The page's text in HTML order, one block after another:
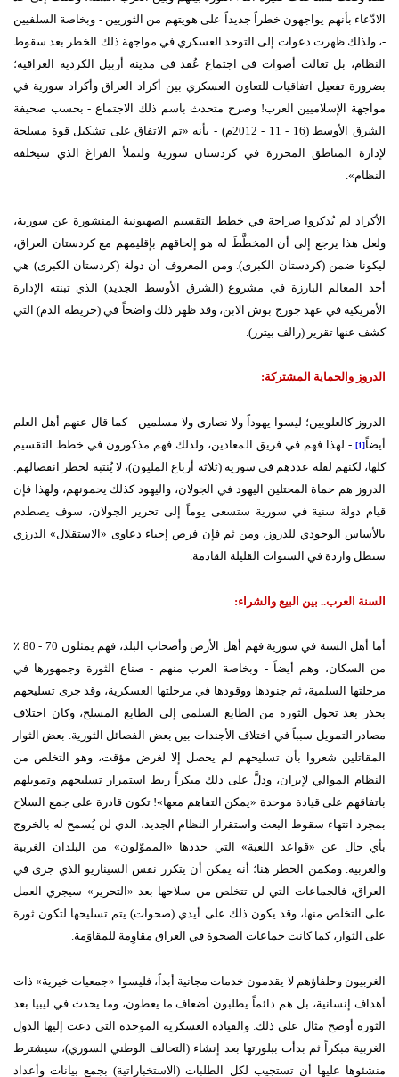
الادّعاء بأنهم يواجهون خطراً جديداً على هويتهم من الثوريين - وبخاصة السلفيين
-، ولذلك ظهرت دعوات إلى التوحد العسكري في مواجهة ذلك الخطر بعد سقوط
النظام، بل تعالت أصوات في اجتماع عُقد في مدينة أربيل الكردية العراقية؛
بضرورة تفعيل اتفاقيات للتعاون العسكري بين أكراد العراق وأكراد سورية في
مواجهة الإسلاميين العرب!وصرح متحدث باسم ذلك الاجتماع- بحسب صحيفة
الشرق الأوسط (16 - 11 - 2012 م) - بأنه «تم الاتفاق على تشكيل قوة مسلحة
لإدارة المناطق المحررة في كردستان سورية ولتملأ الفراغ الذي سيخلفه
النظام».
الأكراد لم يُذكروا صراحة في خطط التقسيم الصهيونية المنشورة عن سورية،
ولعل هذا يرجع إلى أن المخطَّطَ له هو إلحاقهم بإقليمهم مع كردستان العراق،
ليكونا ضمن (كردستان الكبرى).ومن المعروف أن دولة (كردستان الكبرى) هي
أحد المعالم البارزة في مشروع (الشرق الأوسط الجديد) الذي تبنته الإدارة
الأمريكية في عهد جورج بوش الابن، وقد ظهر ذلك واضحاً في (خريطة الدم) التي
كشف عنها تقرير (رالف بيترز ).
الدروز والحماية المشتركة:
الدروز كالعلويين؛ ليسوا يهوداً ولا نصارى ولا مسلمين -كما قال عنهم أهل العلم
أيضاً [1]
- لهذا فهم في فريق المعادين، ولذلك فهم مذكورون في خطط التقسيم
كلها، لكنهم لقلة عددهم في سورية (ثلاثة أرباع المليون)، لا يُنتبه لخطر انفصالهم.
الدروز هم حماة المحتلين اليهود في الجولان، واليهود كذلك يحمونهم، ولهذا فإن
قيام دولة سنية في سورية ستسعى يوماً إلى تحرير الجولان، سوف يصطدم
بالأساس الوجودي للدروز، ومن ثم فإن فرص إحياء دعاوى «الاستقلال» الدرزي
ستظل واردة في السنوات القليلة القادمة.
السنة العرب.. بين البيع والشراء:
أما أهل السنة في سورية فهم أهل الأرض وأصحاب البلد، فهم يمثلون
٪
من السكان، وهم أيضاً - وبخاصة العرب منهم - صناع الثورة وجمهورها في
مرحلتها السلمية، ثم جنودها ووقودها في مرحلتها العسكرية، وقد جرى تسليحهم
بحذر بعد تحول الثورة من الطابع السلمي إلى الطابع المسلح، وكان اختلاف
مصادر التمويل سبباً في اختلاف الأجندات بين بعض الفصائل الثورية. بعض الثوار
المقاتلين شعروا بأن تسليحهم لم يحصل إلا لغرض مؤقت، وهو التخلص من
النظام الموالي لإيران، ودلَّ على ذلك مبكراً ربط استمرار تسليحهم وتمويلهم
باتفاقهم على قيادة موحدة «يمكن التفاهم معها»!تكون قادرة على جمع السلاح
بمجرد انتهاء سقوط البعث واستقرار النظام الجديد، الذي لن يُسمح له بالخروج
بأي حال عن «قواعد اللعبة» التي حددها «المموّلون» من البلدان الغربية
والعربية.ومكمن الخطر هنا؛ أنه يمكن أن يتكرر نفس السيناريو الذي جرى في
العراق، فالجماعات التي لن تتخلص من سلاحها بعد «التحرير » سيجري العمل
على التخلص منها، وقد يكون ذلك على أيدي (صحوات) يتم تسليحها لتكون ثورة
على الثوار، كما كانت جماعات الصحوة في العراق مقاوِمة للمقاوَمة.
الغربيون وحلفاؤهم لا يقدمون خدمات مجانية أبداً، فليسوا «جمعيات خيرية» ذات
أهداف إنسانية، بل هم دائماً يطلبون أضعاف ما يعطون، وما يحدث في ليبيا بعد
الثورة أوضح مثال على ذلك والقيادة العسكرية الموحدة التي دعت إليها الدول
الغربية مبكراً ثم بدأت ببلورتها بعد إنشاء (التحالف الوطني السوري)، سيشترط
منشئوها عليها أن تستجيب لكل الطلبات(الاستخباراتية) بجمع بيانات وأعداد